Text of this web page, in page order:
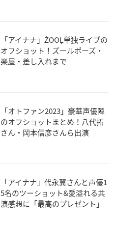
「アイナナ」ŹOOĻ単独ライブの
オフショット！ズールポーズ・
楽屋・差し入れまで
「オトファン2023」豪華声優陣
のオフショットまとめ！八代拓
さん・岡本信彦さんら出演
「アイナナ」代永翼さんと声優1
5名のツーショット&愛溢れる共
演感想に「最高のプレゼント」